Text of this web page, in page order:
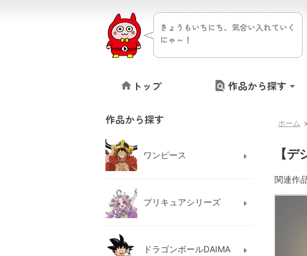
きょうもいちにち、気合い入れていく
にゃ～！
トップ 作品から探す
ホーム
【
関連作
作品から探す
ワンピース
プリキュアシリーズ
ドラゴンボールDAIMA